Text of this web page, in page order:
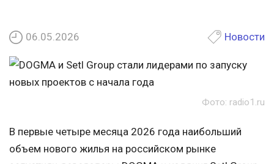
06.05.2026 Новости
Фото: radio1.ru
В первые четыре месяца 2026 года наибольший
объем нового жилья на российском рынке